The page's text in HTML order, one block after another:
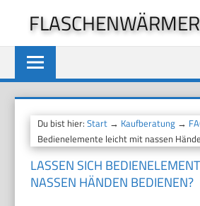
springen
Du bist hier:Start → Kaufberatung →
Bedienelemente leicht mit nassen
LASSEN SICH
NASSEN HÄNDEN BEDIENEN?